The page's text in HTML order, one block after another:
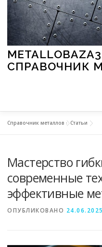
Перейти к содержимому
СПРАВОЧНИК
МЕТАЛЛЫ И
ПРИМЕНЕНИЕ МЕТАЛЛОВ
Справочник металлов »Статьи
Мастерство
современные
эффективные
ОПУБЛИКОВАНО 24.06.2025